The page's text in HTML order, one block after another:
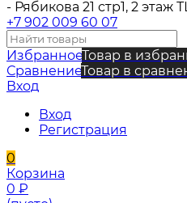
- Рябикова 21 стр1, 2 этаж
+7 902 009 60 07
ИзбранноеТовар в
СравнениеТовар в
Вход
Вход
Регистрация
0
Корзина
0 ₽